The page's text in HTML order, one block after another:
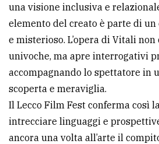
una visione inclusiva e
elemento del creato è parte di
e misterioso. L’opera di Vitali
univoche, ma apre interrogativi
accompagnando lo spettatore in
scoperta e meraviglia.
Il Lecco Film Fest conferma così
intrecciare linguaggi e
ancora una volta all’arte il